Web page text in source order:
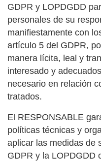
GDPR y LOPDGDD
personales de su
manifiestamente con
artículo 5 del GDPR,
manera lícita, leal y
interesado y
necesario en relación
tratados.
El RESPONSABLE
políticas técnicas y
aplicar las medidas de
GDPR y la LOPDGDD